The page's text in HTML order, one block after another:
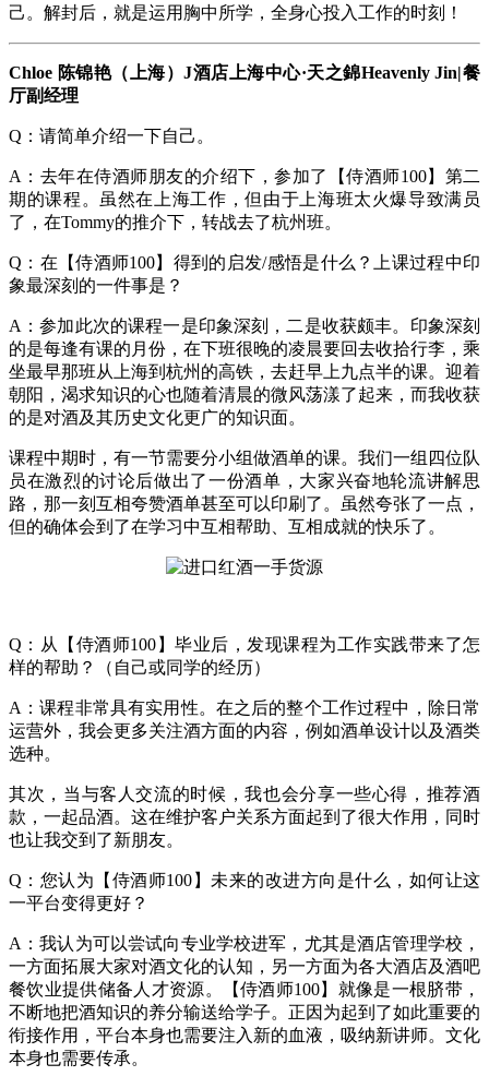
己。解封后，就是运用胸中所学，全身心投入工作的时刻！
Chloe 陈锦艳（上海）J酒店上海中心·天之錦Heavenly Jin|餐
厅副经理
Q：请简单介绍一下自己。
A：去年在侍酒师朋友的介绍下，参加了【侍酒师100】第二
期的课程。虽然在上海工作，但由于上海班太火爆导致满员
了，在Tommy的推介下，转战去了杭州班。
Q：在【侍酒师100】得到的启发/感悟是什么？上课过程中印
象最深刻的一件事是？
A：参加此次的课程一是印象深刻，二是收获颇丰。印象深刻
的是每逢有课的月份，在下班很晚的凌晨要回去收拾行李，乘
坐最早那班从上海到杭州的高铁，去赶早上九点半的课。迎着
朝阳，渴求知识的心也随着清晨的微风荡漾了起来，而我收获
的是对酒及其历史文化更广的知识面。
课程中期时，有一节需要分小组做酒单的课。我们一组四位队
员在激烈的讨论后做出了一份酒单，大家兴奋地轮流讲解思
路，那一刻互相夸赞酒单甚至可以印刷了。虽然夸张了一点，
但的确体会到了在学习中互相帮助、互相成就的快乐了。
Q：从【侍酒师100】毕业后，发现课程为工作实践带来了怎
样的帮助？（自己或同学的经历）
A：课程非常具有实用性。在之后的整个工作过程中，除日常
运营外，我会更多关注酒方面的内容，例如酒单设计以及酒类
选种。
其次，当与客人交流的时候，我也会分享一些心得，推荐酒
款，一起品酒。这在维护客户关系方面起到了很大作用，同时
也让我交到了新朋友。
Q：您认为【侍酒师100】未来的改进方向是什么，如何让这
一平台变得更好？
A：我认为可以尝试向专业学校进军，尤其是酒店管理学校，
一方面拓展大家对酒文化的认知，另一方面为各大酒店及酒吧
餐饮业提供储备人才资源。【侍酒师100】就像是一根脐带，
不断地把酒知识的养分输送给学子。正因为起到了如此重要的
衔接作用，平台本身也需要注入新的血液，吸纳新讲师。文化
本身也需要传承。